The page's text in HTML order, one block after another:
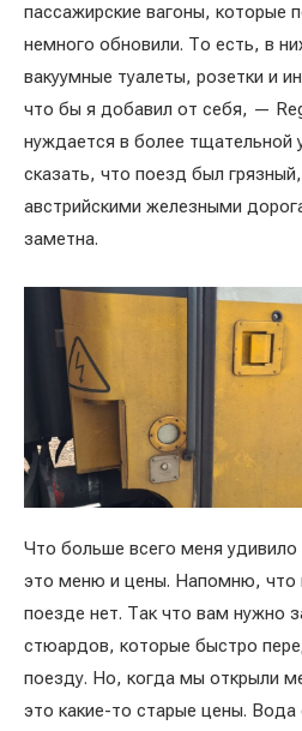
пассажирские вагоны, которые
немного обновили. То есть, в
вакуумные туалеты, розетки и
что бы я добавил от себя, —
нуждается в более тщательной
сказать, что поезд был
австрийскими железными
заметна.
Что больше всего меня
это меню и цены. Напомню, что
поезде нет. Так что вам нужно
стюардов, которые быстро
поезду. Но, когда мы открыли
это какие-то старые цены. Вода